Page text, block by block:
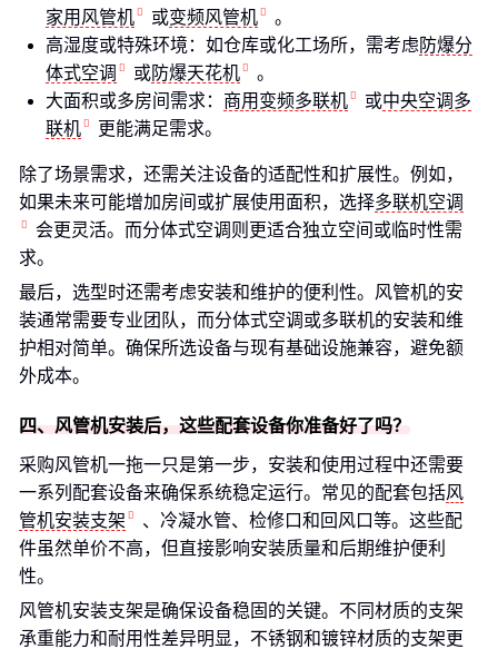
家用风管机
或变频风管机
。
高湿度或特殊环境：如仓库或化工场所，需考虑 防爆分
体式空调
或防爆天花机
。
大面积或多房间需求： 商用变频多联机 或中央空调多
联机
更能满足需求。
除了场景需求，还需关注设备的适配性和扩展性。例如，
如果未来可能增加房间或扩展使用面积，选择多联机空调
会更灵活。而分体式空调则更适合独立空间或临时性需
求。
最后，选型时还需考虑安装和维护的便利性。风管机的安
装通常需要专业团队，而分体式空调或多联机的安装和维
护相对简单。确保所选设备与现有基础设施兼容，避免额
外成本。
四、风管机安装后，这些配套设备你准备好了吗？
采购风管机一拖一只是第一步，安装和使用过程中还需要
一系列配套设备来确保系统稳定运行。常见的配套包括风
管机安装支架
、冷凝水管、检修口和回风口等。这些配
件虽然单价不高，但直接影响安装质量和后期维护便利
性。
风管机安装支架是确保设备稳固的关键。不同材质的支架
承重能力和耐用性差异明显，不锈钢和镀锌材质的支架更